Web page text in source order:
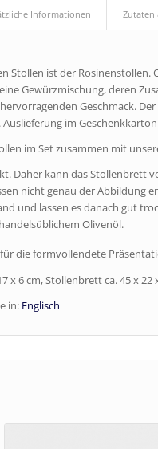
Informationen Zutaten
Stollen ist der
Gewürzmischung, deren
Geschmack.
im
im Set zusammen mit
Daher kann das Stollenbrett
nicht genau der Abbildung
und lassen es danach gut
Olivenöl.
die formvollendete
x 6 cm, Stollenbrett ca. 45 x 22
in: Englisch